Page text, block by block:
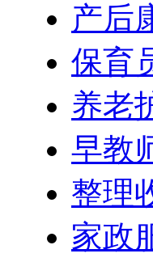
产后
保育
养老
早教
整理
家政